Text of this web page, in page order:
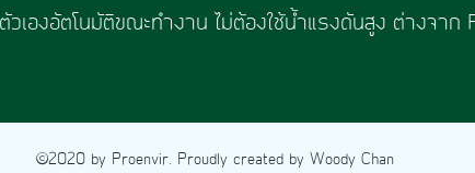
วเองอัตโนมัติขณะทำงาน ไม่ต้องใช้น้ำแรงดันสูง ต่างจาก
©2020 by Proenvir. Proudly created by Woody Chan